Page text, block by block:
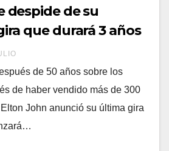
despide de su
que durará 3 años
de 50 años sobre los
de haber vendido más de 300
John anunció su última gira